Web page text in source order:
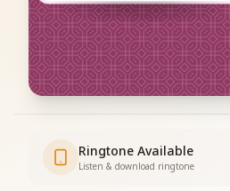
Ringtone Available
Listen & download ringtone